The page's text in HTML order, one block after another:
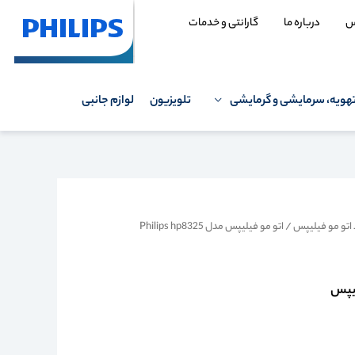
درباره ما گارانتی و خدمات
سرمایشی و گرمایشی تلویزیون لوازم جانبی
اتو مو فیلیپس/ اتو مو فیلیپس مدل Philips hp8325